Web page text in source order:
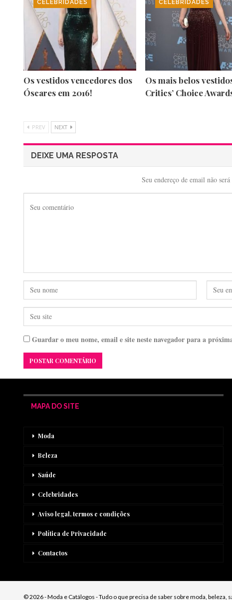
CELEBRIDADES
Os vestidos vencedores dos
Óscares em 2016!
CELEBRIDADES
Os mais belos
Critics’ Choice
PREV NEXT
DEIXE UMA RESPOSTA
Seu endereço de email não
Guardar o meu nome, email e site neste navegador para a
MAPA DO SITE
Moda
Beleza
Saúde
Celebridades
Aviso legal, termos e condições
Política de Privacidade
Contactos
© 2026 - Moda e Catálogos - Tudo o que precisa de saber sobre moda, beleza,